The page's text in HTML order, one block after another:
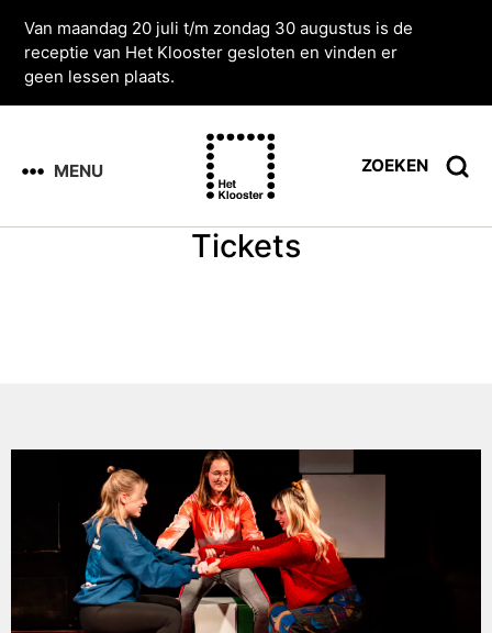
Van maandag 20 juli t/m zondag 30 augustus is de
receptie van Het Klooster gesloten en vinden er
geen lessen plaats.
MENU ZOEKEN
Tickets